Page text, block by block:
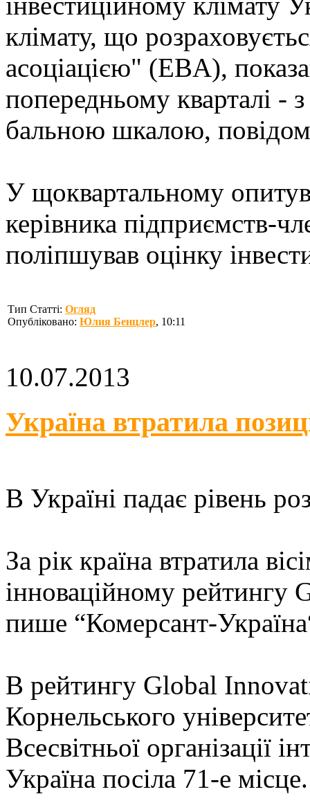
клімату, що
асоціацією" (EBA),
попередньому кварталі -
бальною шкалою,
У щоквартальному
керівника підприємств-
поліпшував оцінку
Тип Статті: Огляд
Опубліковано: Юлия Бенцлер, 10:11
10.07.2013
Україна втратила
В Україні падає рівень
За рік країна втратила
інноваційному
пише “Комерсант-
В рейтингу Global
Корнельського
Всесвітньої організації
Україна посіла 71-е місце.